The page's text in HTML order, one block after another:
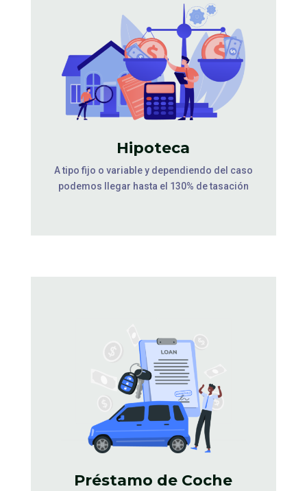
Hipoteca
A tipo fijo o variable y dependiendo del caso
podemos llegar hasta el 130% de tasación
Préstamo de Coche